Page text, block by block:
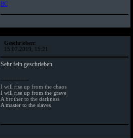
BC
Geschrieben:
15.07.2019, 15:21
Sehr fein geschrieben
--------------
I will rise up from the chaos
I will rise up from the grave
A brother to the darkness
A master to the slaves